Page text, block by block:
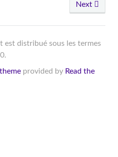
Next
distribué sous les termes
themeprovided by Read the